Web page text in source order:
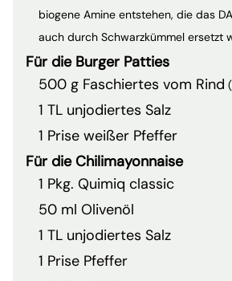
biogene Amine entstehen, die das
auch durch Schwarzkümmel ersetzt
Für die Burger Patties
500 g Faschiertes vom Rind
1 TL unjodiertes Salz
1 Prise weißer Pfeffer
Für die Chilimayonnaise
1 Pkg. Quimiq classic
50 ml Olivenöl
1 TL unjodiertes Salz
1 Prise Pfeffer